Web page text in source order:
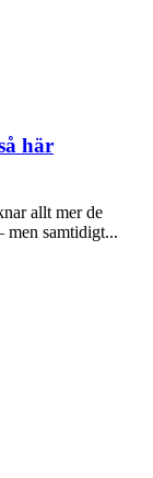
här
allt mer de
men samtidigt...